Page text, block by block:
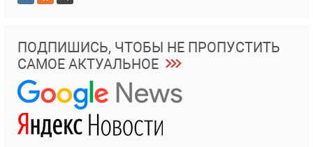
ПОДПИШИСЬ, ЧТОБЫ НЕ ПРОПУСТИТЬ
САМОЕ АКТУАЛЬНОЕ